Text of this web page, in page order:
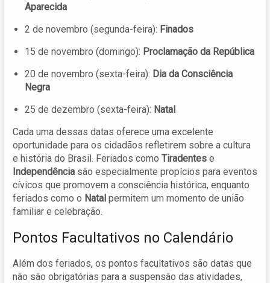
Aparecida
2 de novembro (segunda-feira): Finados
15 de novembro (domingo): Proclamação da República
20 de novembro (sexta-feira): Dia da Consciência
Negra
25 de dezembro (sexta-feira): Natal
Cada uma dessas datas oferece uma excelente
oportunidade para os cidadãos refletirem sobre a cultura
e história do Brasil. Feriados como Tiradentes e
Independência são especialmente propícios para eventos
cívicos que promovem a consciência histórica, enquanto
feriados como o Natal permitem um momento de união
familiar e celebração.
Pontos Facultativos no Calendário
Além dos feriados, os pontos facultativos são datas que
não são obrigatórias para a suspensão das atividades,